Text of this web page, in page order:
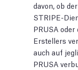
davon, ob
STRIPE-
PRUSA
Erstellers
auch auf
PRUSA